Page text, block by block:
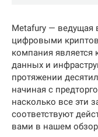
Metafury — ведущая
цифровыми
компания
данных и
протяжении
начиная с
насколько все эти
соответствуют
вами в нашем